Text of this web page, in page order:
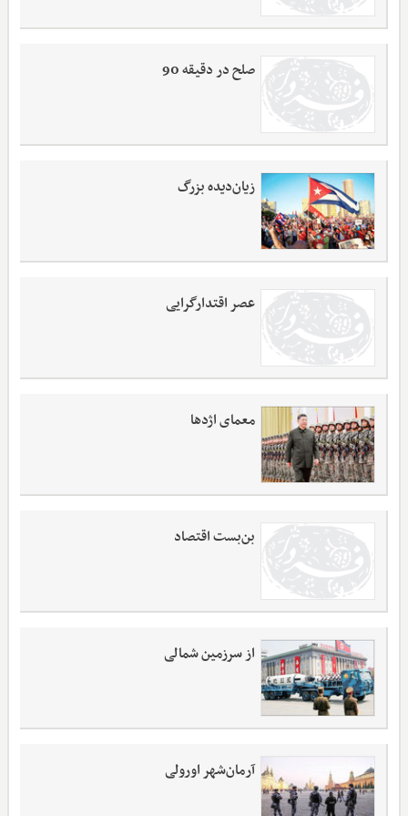
صلح در دقیقه 90
زیان‌دیده بزرگ
عصر اقتدارگرایی
معمای اژدها
بن‌بست اقتصاد
از سرزمین شمالی
آرمان‌شهر اورولی